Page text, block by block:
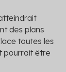
des plans
toutes les
pourrait être